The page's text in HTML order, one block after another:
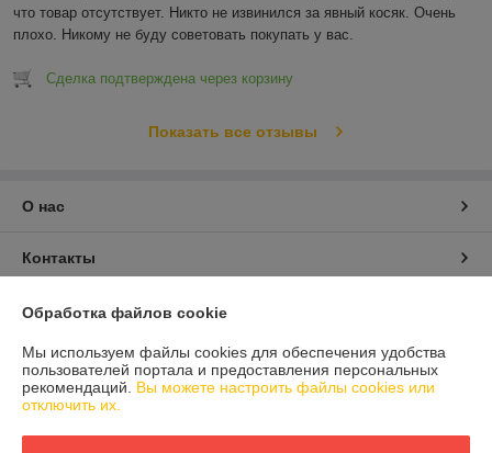
что товар отсутствует. Никто не извинился за явный косяк. Очень
плохо. Никому не буду советовать покупать у вас.
Сделка подтверждена через корзину
Показать все отзывы
О нас
Контакты
Доставка и оплата
График работы
Полная версия сайта
Обработка файлов cookie
Мы используем файлы cookies для обеспечения удобства
пользователей портала и предоставления персональных
рекомендаций. Вы можете настроить файлы cookies или
отключить их.